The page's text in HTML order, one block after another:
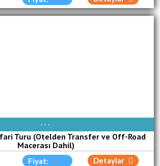
AVAIBLE EVERY DAY
Turu (Otelden Transfer ve Off-Road
Macerası Dahil)
Fiyat: Detaylar